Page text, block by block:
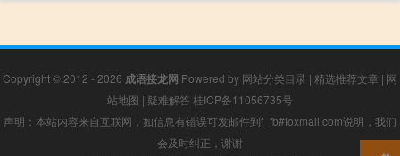
Copyright © 2012 - 2026 成语接龙网 Powered by 网站分类目录 | 精选推荐文章 | 网
站地图 | 疑难解答 桂ICP备11056735号
声明：本站内容来自互联网，如信息有错误可发邮件到f_fb#foxmail.com说明，我们
会及时纠正，谢谢